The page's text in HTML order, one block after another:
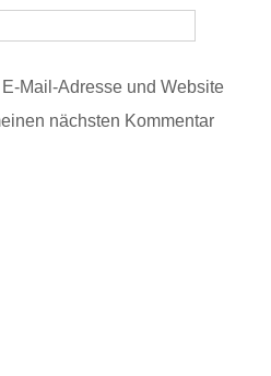
E-Mail-Adresse und Website
nächsten Kommentar